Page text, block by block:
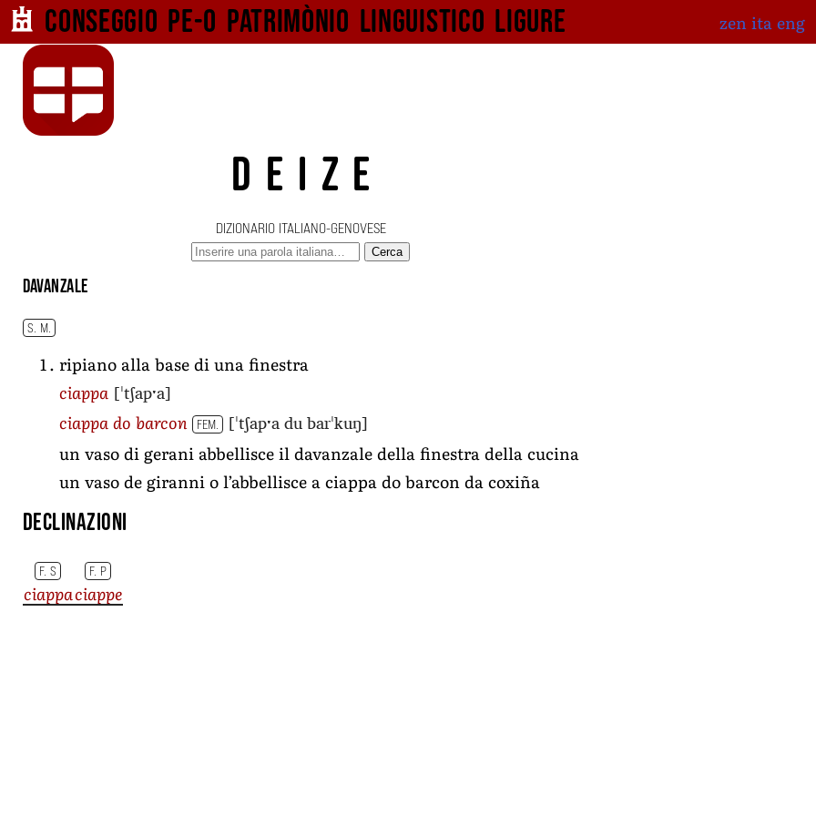
Conseggio pe-o patrimònio linguistico ligure zen ita eng
DEIZE
DIZIONARIO ITALIANO-GENOVESE
Cerca
davanzale
S. M.
ripiano alla base di una finestra
ciappa [ˈtʃapˑa]
ciappa do barcon FEM. [ˈtʃapˑa du barˈkuŋ]
un vaso di gerani abbellisce il davanzale della finestra della cucina
un vaso de giranni o l’abbellisce a ciappa do barcon da coxiña
Declinazioni
F. S F. P
ciappaciappe